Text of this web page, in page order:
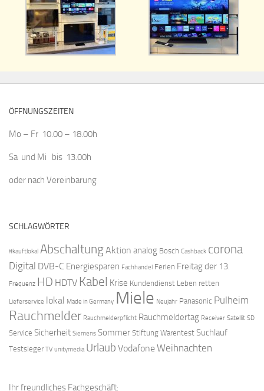
ÖFFNUNGSZEITEN
Mo – Fr 10.00 – 18.00h
Sa und Mi bis 13.00h
oder nach Vereinbarung
SCHLAGWÖRTER
#kauftlokal AbschaltungAktion analog Bosch Cashback corona
Digital DVB-C Energiesparen Fachhandel Ferien Freitag der 13.
Frequenz HD HDTV Kabel Krise Kundendienst Leben retten
Lieferservice lokal Made in Germany Miele Neujahr Panasonic Pulheim
Rauchmelder Rauchmelderpflicht Rauchmeldertag Receiver Satellit SD
Service Sicherheit Siemens Sommer Stiftung Warentest Suchlauf
Testsieger TV unitymedia Urlaub VodafoneWeihnachten
Ihr freundliches Fachgeschäft: